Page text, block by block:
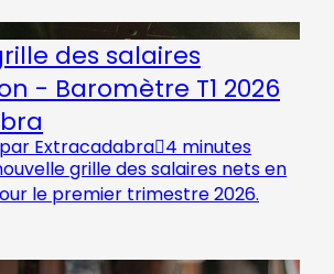
des salaires
- Baromètre T1 2026
par Extracadabra 4 minutes
grille des salaires nets en
le premier trimestre 2026.